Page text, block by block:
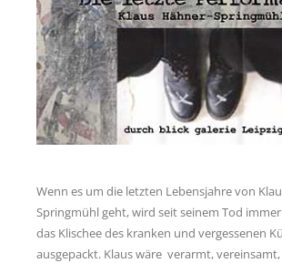
Wenn es um die letzten Lebensjahre von
Springmühl geht, wird seit seinem Tod
das Klischee des kranken und vergessenen
ausgepackt. Klaus wäre verarmt,